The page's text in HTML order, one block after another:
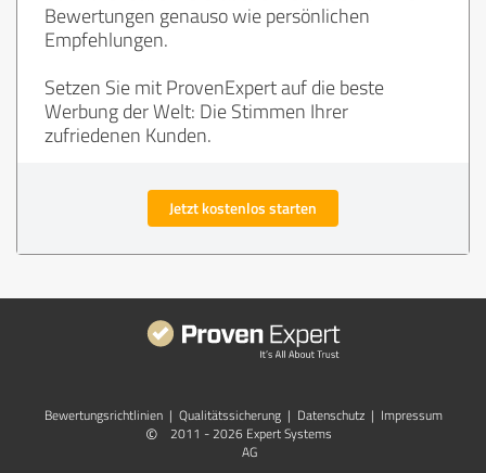
Bewertungen genauso wie persönlichen
Empfehlungen.
Setzen Sie mit ProvenExpert auf die beste
Werbung der Welt: Die Stimmen Ihrer
zufriedenen Kunden.
Jetzt kostenlos starten
Bewertungs­richtlinien | Qualitätssicherung | Datenschutz | Impressum
©
2011 - 2026 Expert Systems
AG